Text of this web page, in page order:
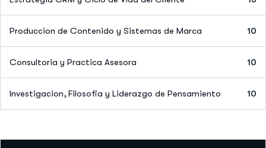
Produccion de Contenido y Sistemas de Marca 10
Consultoria y Practica Asesora 10
Investigacion, Filosofia y Liderazgo de Pensamiento 10